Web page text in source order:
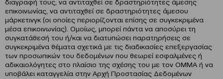
επικοινωνίας, να αντιταχθεί σε δραστηριότητες άμεσου
μάρκετινγκ (οι οποίες περιορίζονται επίσης σε συγκεκριμένα
μέσα επικοινωνίας). Ομοίως, μπορεί πάντα να αποσύρει τη
συγκατάθεσή του ή/και να διατυπώσει παρατηρήσεις σε
συγκεκριμένα θέματα σχετικά με τις διαδικασίες επεξεργασίας
των προσωπικών του δεδομένων που θεωρεί εσφαλμένες ή
αδικαιολόγητες στο πλαίσιο της σχέσης του με τον ΟΜΜΑ ή να
υποβάλει καταγγελία στην Αρχή Προστασίας Δεδομένων